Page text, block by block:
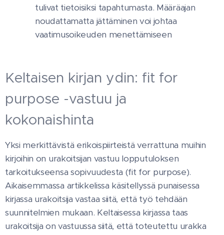
tulivat tietoisiksi tapahtumasta. Määräajan
noudattamatta jättäminen voi johtaa
vaatimusoikeuden menettämiseen
Keltaisen kirjan ydin: fit for
purpose -vastuu ja
kokonaishinta
Yksi merkittävistä erikoispiirteistä verrattuna muihin
kirjoihin on urakoitsijan vastuu lopputuloksen
tarkoitukseensa sopivuudesta (fit for purpose).
Aikaisemmassa artikkelissa käsitellyssä punaisessa
kirjassa urakoitsija vastaa siitä, että työ tehdään
suunnitelmien mukaan. Keltaisessa kirjassa taas
urakoitsija on vastuussa siitä, että toteutettu urakka